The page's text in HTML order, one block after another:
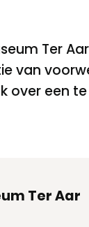
Ter
van
over een
Ter Aar